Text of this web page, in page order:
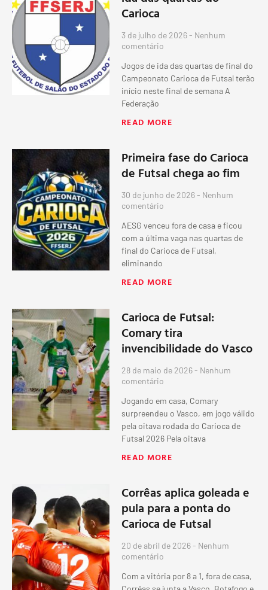
Carioca
3 de julho de 2026 Nenhum
comentário
Jogos de ida das quartas de final do
Campeonato Carioca de Futsal terão
início neste final de semana A
Federação
READ MORE
Primeira fase do Carioca
de Futsal chega ao fim
30 de junho de 2026 Nenhum
comentário
AESG venceu fora de casa e ficou
com a última vaga nas quartas de
final do Carioca de Futsal,
eliminando
READ MORE
Carioca de Futsal:
Comary tira
invencibilidade do Vasco
28 de maio de 2026 Nenhum
comentário
Jogando em casa, Comary
surpreendeu o Vasco, em jogo válido
pela oitava rodada do Carioca de
Futsal 2026 Pela oitava
READ MORE
Corrêas aplica goleada e
pula para a ponta do
Carioca de Futsal
20 de abril de 2026 Nenhum
comentário
Com a vitória por 8 a 1, fora de casa,